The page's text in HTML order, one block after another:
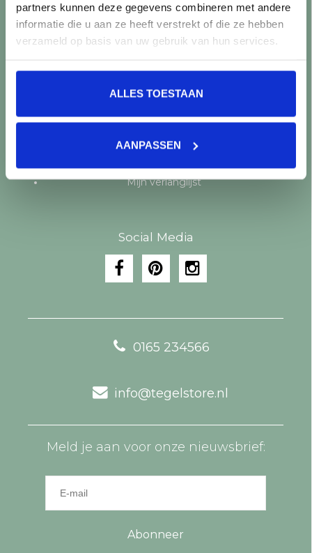
partners kunnen deze gegevens combineren met andere
informatie die u aan ze heeft verstrekt of die ze hebben
verzameld op basis van uw gebruik van hun services.
ALLES TOESTAAN
AANPASSEN
Aanbiedingen
Merken
Tags
Mijn bestellingen
Mijn verlanglijst
Social Media
0165 234566
info@tegelstore.nl
Meld je aan voor onze nieuwsbrief:
Abonneer